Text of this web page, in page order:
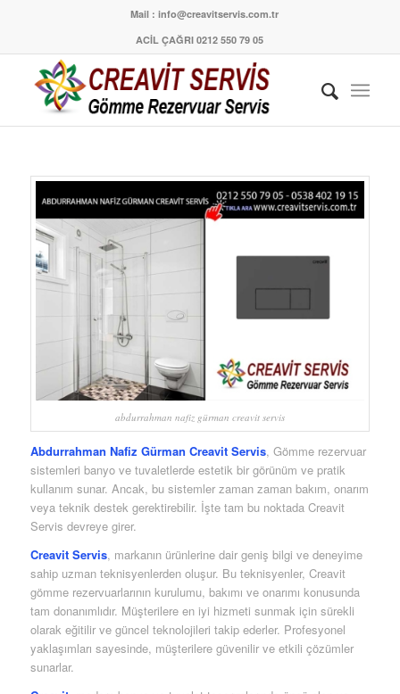
Mail : info@creavitservis.com.tr
ACİL ÇAĞRI 0212 550 79 05
abdurrahman nafiz gürman creavit servis
Abdurrahman Nafiz Gürman Creavit Servis, Gömme rezervuar
sistemleri banyo ve tuvaletlerde estetik bir görünüm ve pratik
kullanım sunar. Ancak, bu sistemler zaman zaman bakım, onarım
veya teknik destek gerektirebilir. İşte tam bu noktada Creavit
Servis devreye girer.
Creavit Servis, markanın ürünlerine dair geniş bilgi ve deneyime
sahip uzman teknisyenlerden oluşur. Bu teknisyenler, Creavit
gömme rezervuarlarının kurulumu, bakımı ve onarımı konusunda
tam donanımlıdır. Müşterilere en iyi hizmeti sunmak için sürekli
olarak eğitilir ve güncel teknolojileri takip ederler. Profesyonel
yaklaşımları sayesinde, müşterilere güvenilir ve etkili çözümler
sunarlar.